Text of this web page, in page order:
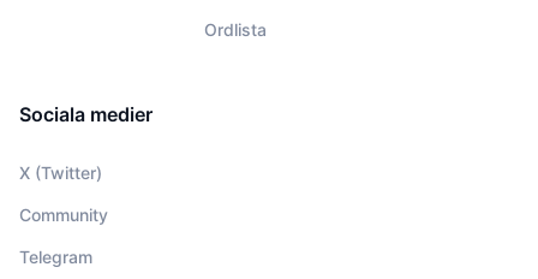
Ordlista
Sociala medier
X (Twitter)
Community
Telegram